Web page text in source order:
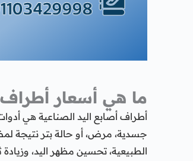
ما هي أسعار أطراف
أطراف أصابع اليد الصناعية هي
جسدية، مرض، أو حالة بتر نتيجة
الطبيعية، تحسين مظهر اليد،